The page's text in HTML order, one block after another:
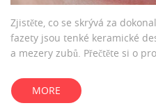
Zjistěte, co se skrývá za
fazety jsou tenké keramické
a mezery zubů. Přečtěte si o
MORE